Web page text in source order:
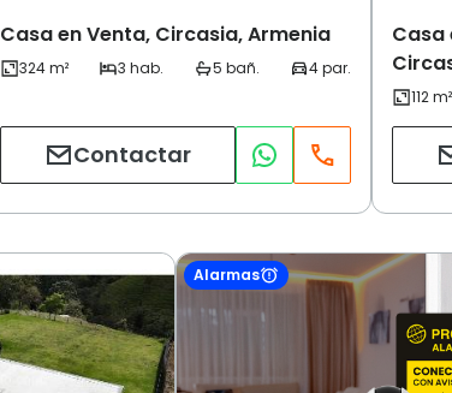
Casa en Venta, Circasia, Armenia
Contactar
Casa
Alarmas